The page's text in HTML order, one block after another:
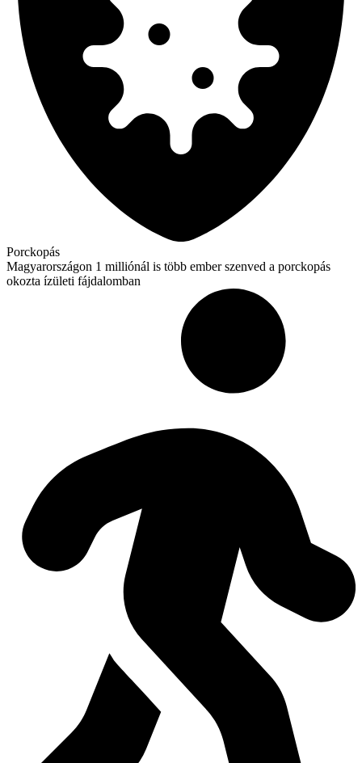
Porckopás
Magyarországon 1 milliónál is több ember szenved a porckopás
okozta ízületi fájdalomban